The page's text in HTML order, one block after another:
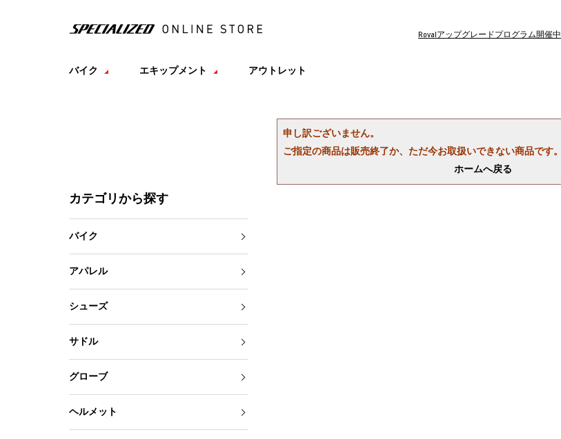
Rovalアップグレードプログラム開催中
バイク エキップメント アウトレット
申し訳ございません。
ご指定の商品は販売終了か、ただ今お取扱いできない商品です。
ホームへ戻る
カテゴリから探す
バイク
アパレル
シューズ
サドル
グローブ
ヘルメット